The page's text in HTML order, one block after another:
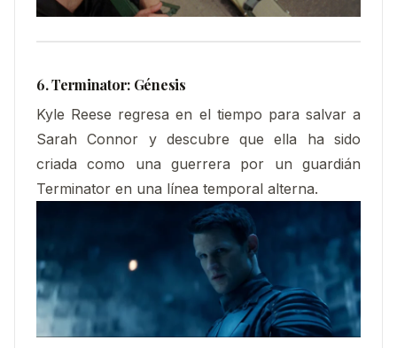
6. Terminator: Génesis
Kyle Reese regresa en el tiempo para salvar a
Sarah Connor y descubre que ella ha sido
criada como una guerrera por un guardián
Terminator en una línea temporal alterna.